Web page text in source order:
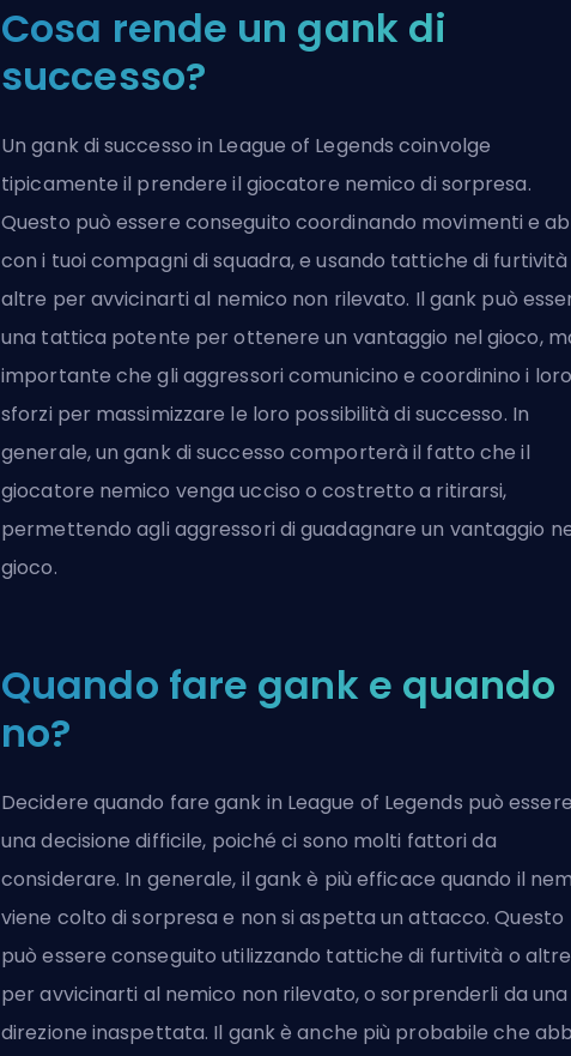
Cosa rende un gank di
successo?
Un gank di successo in League of Legends coinvolge
tipicamente il prendere il giocatore nemico di sorpresa.
Questo può essere conseguito coordinando movimenti e
con i tuoi compagni di squadra, e usando tattiche di furtività
altre per avvicinarti al nemico non rilevato. Il gank può
una tattica potente per ottenere un vantaggio nel gioco,
importante che gli aggressori comunicino e coordinino i loro
sforzi per massimizzare le loro possibilità di successo. In
generale, un gank di successo comporterà il fatto che il
giocatore nemico venga ucciso o costretto a ritirarsi,
permettendo agli aggressori di guadagnare un vantaggio
gioco.
Quando fare gank e quando
no?
Decidere quando fare gank in League of Legends può essere
una decisione difficile, poiché ci sono molti fattori da
considerare. In generale, il gank è più efficace quando il
viene colto di sorpresa e non si aspetta un attacco. Questo
può essere conseguito utilizzando tattiche di furtività o altre
per avvicinarti al nemico non rilevato, o sorprenderli da una
direzione inaspettata. Il gank è anche più probabile che